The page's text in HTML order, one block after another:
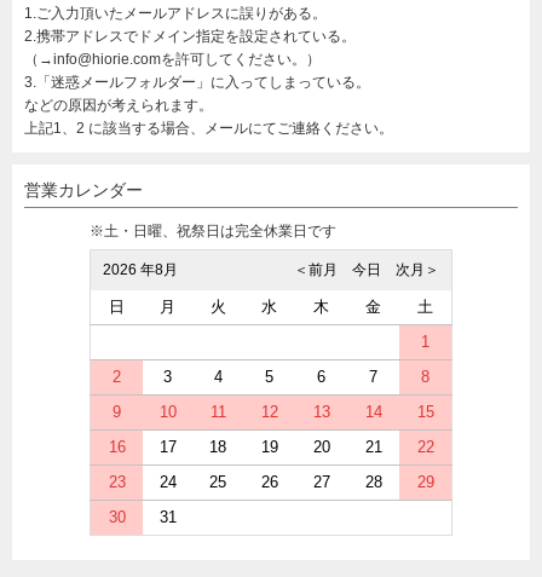
1.ご入力頂いたメールアドレスに誤りがある。
2.携帯アドレスでドメイン指定を設定されている。
（→info@hiorie.comを許可してください。）
3.「迷惑メールフォルダー」に入ってしまっている。
などの原因が考えられます。
上記1、2 に該当する場合、メールにてご連絡ください。
営業カレンダー
※土・日曜、祝祭日は完全休業日です
2026 年8月 次月＞
今日
＜前月
日 月 火 水 木 金
土
1
2
3 4 5 6 7
8
9
10 11 12 13 14
15
16
17 18 19 20 21
22
23
24 25 26 27 28
29
30
31